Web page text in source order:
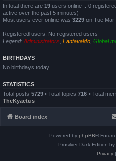
In total there are 19 users online :: 0
active over the past 5 minutes)
Most users ever online was 3229 on Tue Mar
Registered users: No registered users
Legend: Administrators Fantavaldo Global
BIRTHDAYS
No birthdays today
STATISTICS
Total posts 5729 • Total topics 716 • Total
TheKyactus
Board index
Powered by phpBB®
Prosilver Dark Edition by
Privacy|